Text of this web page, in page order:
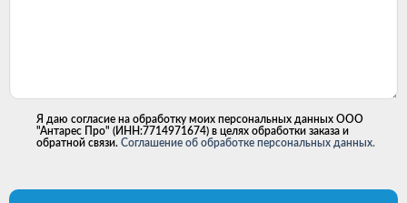
Я даю согласие на обработку моих персональных данных ООО
"Антарес Про" (ИНН:7714971674) в целях обработки заказа и
обратной связи. Соглашение об обработке персональных данных.